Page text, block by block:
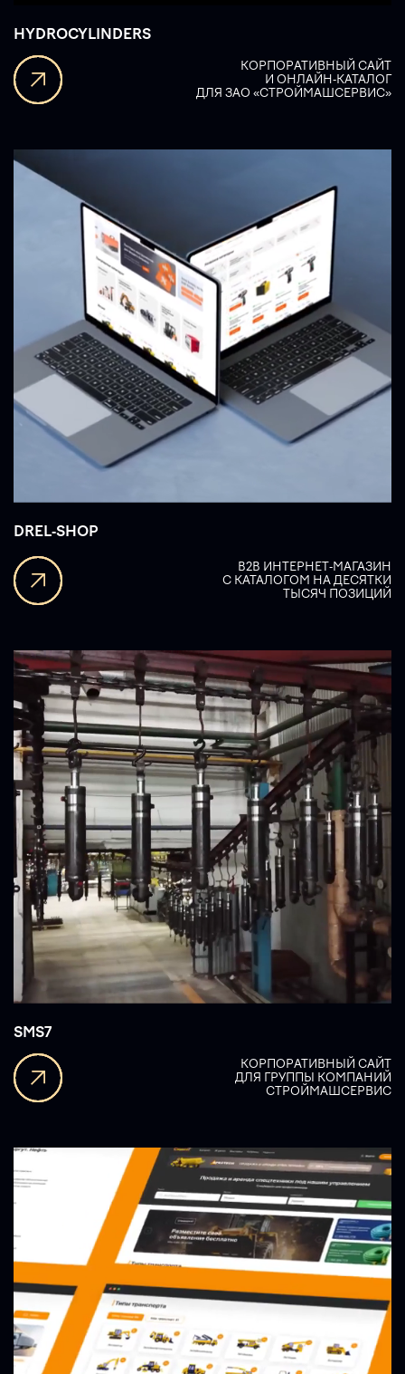
HYDROCYLINDERS
КОРПОРАТИВНЫЙ САЙТ
И ОНЛАЙН-КАТАЛОГ
ДЛЯ ЗАО «СТРОЙМАШСЕРВИС»
DREL-SHOP
B2B ИНТЕРНЕТ-МАГАЗИН
С КАТАЛОГОМ НА ДЕСЯТКИ
ТЫСЯЧ ПОЗИЦИЙ
SMS7
КОРПОРАТИВНЫЙ САЙТ
ДЛЯ ГРУППЫ КОМПАНИЙ
СТРОЙМАШСЕРВИС